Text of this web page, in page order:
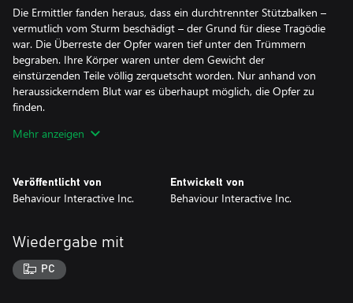
Die Ermittler fanden heraus, dass ein durchtrennter Stützbalken –
vermutlich vom Sturm beschädigt – der Grund für diese Tragödie
war. Die Überreste der Opfer waren tief unter den Trümmern
begraben. Ihre Körper waren unter dem Gewicht der
einstürzenden Teile völlig zerquetscht worden. Nur anhand von
heraussickerndem Blut war es überhaupt möglich, die Opfer zu
finden.
Erst kürzlich fand eine kleine Gruppe Glücklicher (die bald noch
Kleide deinen Lieblingsüberlebenden mit kultiger Mode aus den
Mehr anzeigen
Veröffentlicht von
Behaviour Interactive Inc.
Entwickelt von
Behaviour Interactive Inc.
Wiedergabe mit
PC